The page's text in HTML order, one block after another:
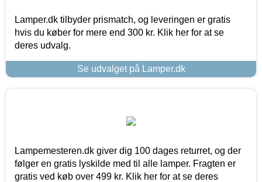
Lamper.dk tilbyder prismatch, og leveringen er gratis
hvis du køber for mere end 300 kr. Klik her for at se
deres udvalg.
Se udvalget på Lamper.dk
Lampemesteren.dk giver dig 100 dages returret, og der
følger en gratis lyskilde med til alle lamper. Fragten er
gratis ved køb over 499 kr. Klik her for at se deres